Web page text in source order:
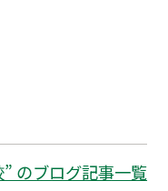
” のブログ記事一覧